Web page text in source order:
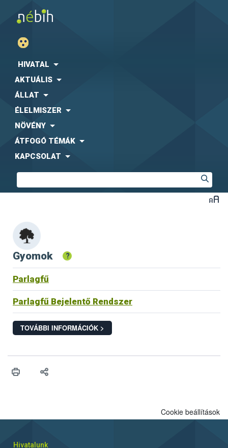
HIVATAL
AKTUÁLIS
ÁLLAT
ÉLELMISZER
NÖVÉNY
ÁTFOGÓ TÉMÁK
KAPCSOLAT
Gyomok ?
Parlagfű
Parlagfű Bejelentő Rendszer
TOVÁBBI INFORMÁCIÓK >
Cookie beállítások
Hivatalunk